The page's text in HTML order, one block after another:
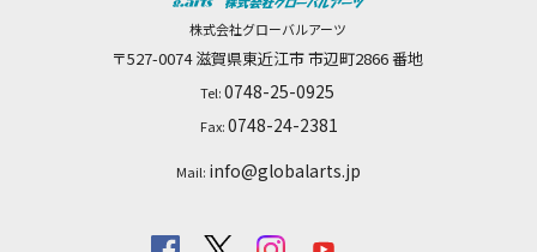
株式会社グローバルアーツ
〒527-0074滋賀県東近江市市辺町2866 番地
Tel:0748-25-0925
Fax:0748-24-2381
Mail: info@globalarts.jp